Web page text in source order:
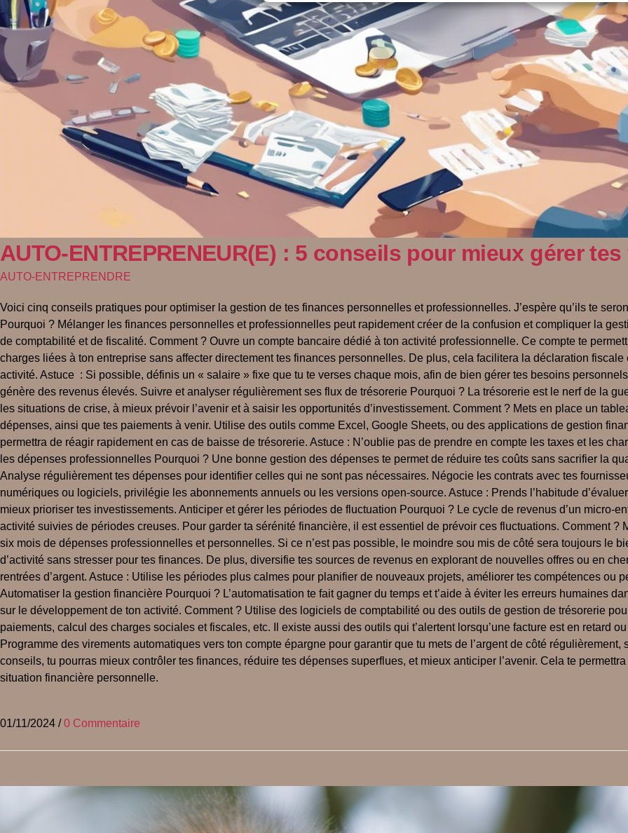
AUTO-ENTREPRENEUR(E) : 5 conseils pour mieux gérer
AUTO-ENTREPRENDRE
Voici cinq conseils pratiques pour optimiser la gestion de tes finances personnelles et professionnelles. J’espère qu’ils te
Pourquoi ? Mélanger les finances personnelles et professionnelles peut rapidement créer de la confusion et compliquer la
de comptabilité et de fiscalité. Comment ? Ouvre un compte bancaire dédié à ton activité professionnelle. Ce compte te
charges liées à ton entreprise sans affecter directement tes finances personnelles. De plus, cela facilitera la déclaration
activité. Astuce : Si possible, définis un « salaire » fixe que tu te verses chaque mois, afin de bien gérer tes besoins
génère des revenus élevés. Suivre et analyser régulièrement ses flux de trésorerie Pourquoi ? La trésorerie est le nerf de la
les situations de crise, à mieux prévoir l’avenir et à saisir les opportunités d’investissement. Comment ? Mets en place un
dépenses, ainsi que tes paiements à venir. Utilise des outils comme Excel, Google Sheets, ou des applications de gestion
permettra de réagir rapidement en cas de baisse de trésorerie. Astuce : N’oublie pas de prendre en compte les taxes et les
les dépenses professionnelles Pourquoi ? Une bonne gestion des dépenses te permet de réduire tes coûts sans sacrifier la
Analyse régulièrement tes dépenses pour identifier celles qui ne sont pas nécessaires. Négocie les contrats avec tes
numériques ou logiciels, privilégie les abonnements annuels ou les versions open-source. Astuce : Prends l’habitude
mieux prioriser tes investissements. Anticiper et gérer les périodes de fluctuation Pourquoi ? Le cycle de revenus d’un micro-
activité suivies de périodes creuses. Pour garder ta sérénité financière, il est essentiel de prévoir ces fluctuations. Comment
six mois de dépenses professionnelles et personnelles. Si ce n’est pas possible, le moindre sou mis de côté sera toujours le
d’activité sans stresser pour tes finances. De plus, diversifie tes sources de revenus en explorant de nouvelles offres ou en
rentrées d’argent. Astuce : Utilise les périodes plus calmes pour planifier de nouveaux projets, améliorer tes compétences ou
Automatiser la gestion financière Pourquoi ? L’automatisation te fait gagner du temps et t’aide à éviter les erreurs humaines
sur le développement de ton activité. Comment ? Utilise des logiciels de comptabilité ou des outils de gestion de trésorerie
paiements, calcul des charges sociales et fiscales, etc. Il existe aussi des outils qui t’alertent lorsqu’une facture est en retard
Programme des virements automatiques vers ton compte épargne pour garantir que tu mets de l’argent de côté
conseils, tu pourras mieux contrôler tes finances, réduire tes dépenses superflues, et mieux anticiper l’avenir. Cela te
situation financière personnelle.
01/11/2024 / 0 Commentaire